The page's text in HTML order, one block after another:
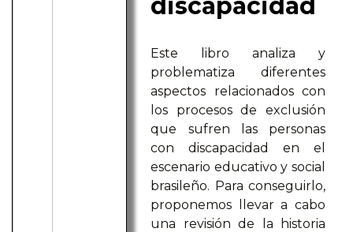
discapacidad
Este libro analiza y
problematiza diferentes
aspectos relacionados con
los procesos de exclusión
que sufren las personas
con discapacidad en el
escenario educativo y social
brasileño. Para conseguirlo,
proponemos llevar a cabo
una revisión de la historia